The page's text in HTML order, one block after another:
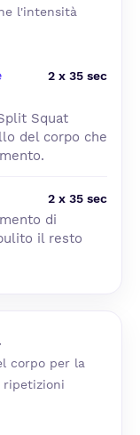
l'intensità
2 x 35 sec
Squat
del corpo che
2 x 35 sec
di
il resto
corpo per la
ripetizioni